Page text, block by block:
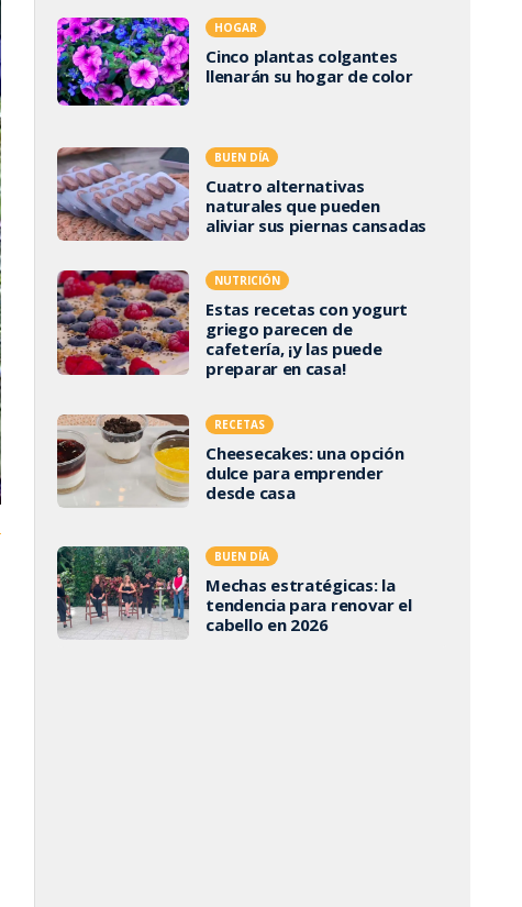
HOGAR
Cinco plantas colgantes
llenarán su hogar de color
BUEN DÍA
Cuatro alternativas
naturales que pueden
aliviar sus piernas cansadas
NUTRICIÓN
Estas recetas con yogurt
griego parecen de
cafetería, ¡y las puede
preparar en casa!
RECETAS
Cheesecakes: una opción
dulce para emprender
desde casa
BUEN DÍA
Mechas estratégicas: la
tendencia para renovar el
cabello en 2026